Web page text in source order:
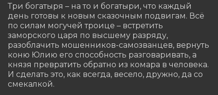
Три богатыря – на то и богатыри, что каждый
день готовы к новым сказочным подвигам. Всё
по силам могучей троице – встретить
заморского царя по высшему разряду,
разоблачить мошенников-самозванцев, вернуть
коню Юлию его способность разговаривать, а
князя превратить обратно из комара в человека.
И сделать это, как всегда, весело, дружно, да со
смекалкой.